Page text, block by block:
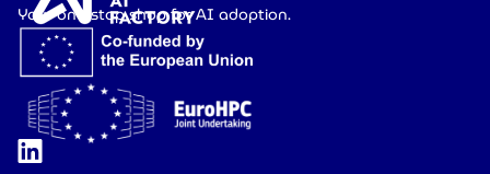
Your one-stop shop for AI adoption.